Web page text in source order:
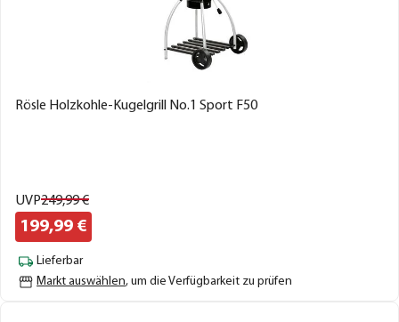
Rösle Holzkohle-Kugelgrill No.1 Sport F50
UVP249,99€
199,99 €
Lieferbar
Markt auswählen, um die Verfügbarkeit zu prüfen